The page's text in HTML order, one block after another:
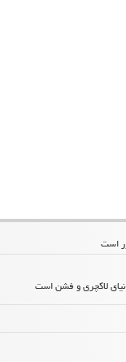
لاکچری و فشن است